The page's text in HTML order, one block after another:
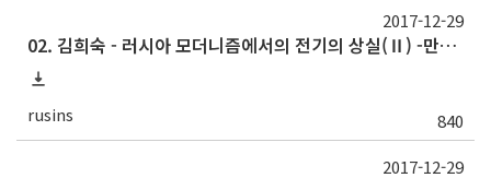
02. 김희숙 - 러시아 모더니즘에서의 전기의 상실(Ⅱ) -만델쉬탐의 자전(自傳)산문
rusins 840
2017-12-29
2017-12-29